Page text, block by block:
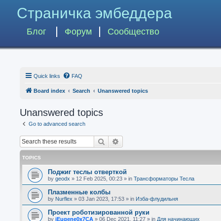
Страничка эмбеддера
Блог Форум Сообщество
Quick links FAQ
Board index Search Unanswered topics
Unanswered topics
Go to advanced search
Search
TOPICS
Поджиг теслы отверткой
by geodx » 12 Feb 2025, 00:23 » in Трансформаторы Тесла
Плазменные колбы
by Nurflex » 03 Jan 2023, 17:53 » in Изба-флудильня
Проект роботизированной руки
by iEugene0x7CA » 06 Dec 2021, 11:27 » in Для начинающих